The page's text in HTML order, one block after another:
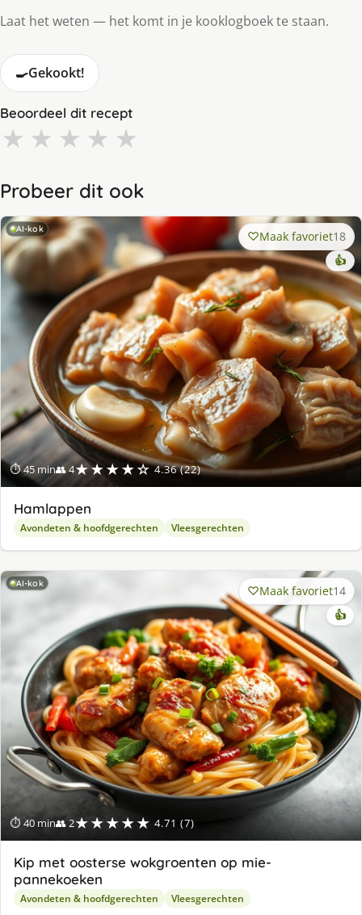
Laat het weten — het komt in je kooklogboek te staan.
🍳Gekookt!
Beoordeel dit recept
★ ★ ★ ★ ★
Probeer dit ook
AI-kok
⏱ 45 min👥 4★★★★☆ 4.36 (22)
Maak favoriet18
👍
Hamlappen
Avondeten & hoofdgerechten Vleesgerechten
AI-kok
⏱ 40 min👥 2★★★★★ 4.71 (7)
Maak favoriet14
👍
Kip met oosterse wokgroenten op mie-
pannekoeken
Avondeten & hoofdgerechten Vleesgerechten